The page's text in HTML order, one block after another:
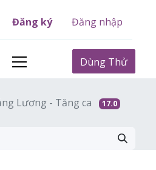
Đăng ký Đăng nhập
Dùng Thử
Lương - Tăng ca 17.0